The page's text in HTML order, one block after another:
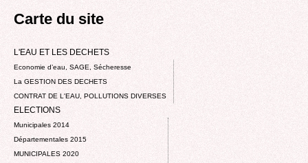
Carte du site
L'EAU ET LES DECHETS
Economie d’eau, SAGE, Sécheresse
La GESTION DES DECHETS
CONTRAT DE L'EAU, POLLUTIONS DIVERSES
ELECTIONS
Municipales 2014
Départementales 2015
MUNICIPALES 2020